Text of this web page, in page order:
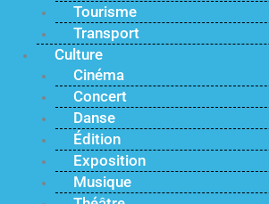
Tourisme
Transport
Culture
Cinéma
Concert
Danse
Édition
Exposition
Musique